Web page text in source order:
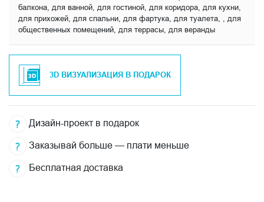
балкона, для ванной, для гостиной, для коридора, для кухни,
для прихожей, для спальни, для фартука, для туалета, , для
общественных помещений, для террасы, для веранды
3D ВИЗУАЛИЗАЦИЯ В ПОДАРОК
Дизайн-проект в подарок
Заказывай больше — плати меньше
Бесплатная доставка